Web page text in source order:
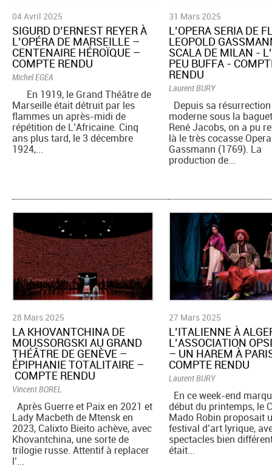
04 Avril 2025
SIGURD D’ERNEST REYER À
L’OPÉRA DE MARSEILLE –
CENTENAIRE HÉROÏQUE –
COMPTE RENDU
Michel EGEA
En 1919, le Grand Théâtre de
Marseille était détruit par les
flammes un après-midi de
répétition de L’Africaine. Cinq
ans plus tard, le 3 décembre
1924,...
31 Mars 2025
L’OPERA SERIA DE
LEOPOLD
SCALA DE MILAN -
PEU BUFFA -
RENDU
Laurent BURY
Depuis sa résurrection
moderne sous la
René Jacobs, on a pu
là le très cocasse
Gassmann (1769). La
production de...
28 Mars 2025
LA KHOVANTCHINA DE
MOUSSORGSKI AU GRAND
THÉÂTRE DE GENÈVE –
ÉPIPHANIE TOTALITAIRE –
COMPTE RENDU
Vincent BOREL
Après Guerre et Paix en 2021 et
Lady Macbeth de Mtensk en
2023, Calixto Bieito achève, avec
Khovantchina, une sorte de
trilogie russe. Attentif à replacer
l’...
27 Mars 2025
L’ITALIENNE À
L’ASSOCIATION
– UN HAREM À
COMPTE RENDU
Laurent BURY
En ce week-end
début du printemps, le
Mado Robin proposait
festival d’art lyrique,
spectacles bien
était...